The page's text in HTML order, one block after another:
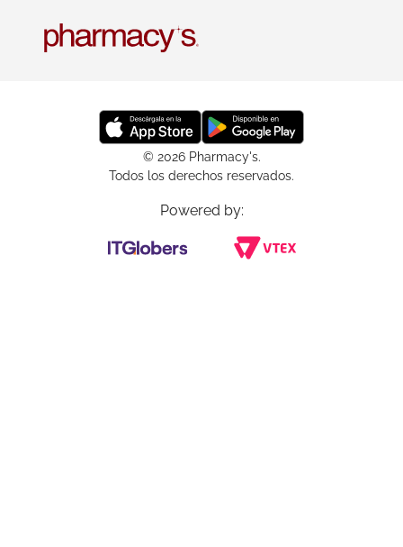
© 2026 Pharmacy's.
Todos los derechos reservados.
Powered by: